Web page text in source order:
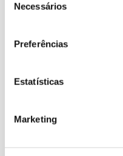
Necessários
Preferências
Estatísticas
Marketing
16,92
ADICIONAR